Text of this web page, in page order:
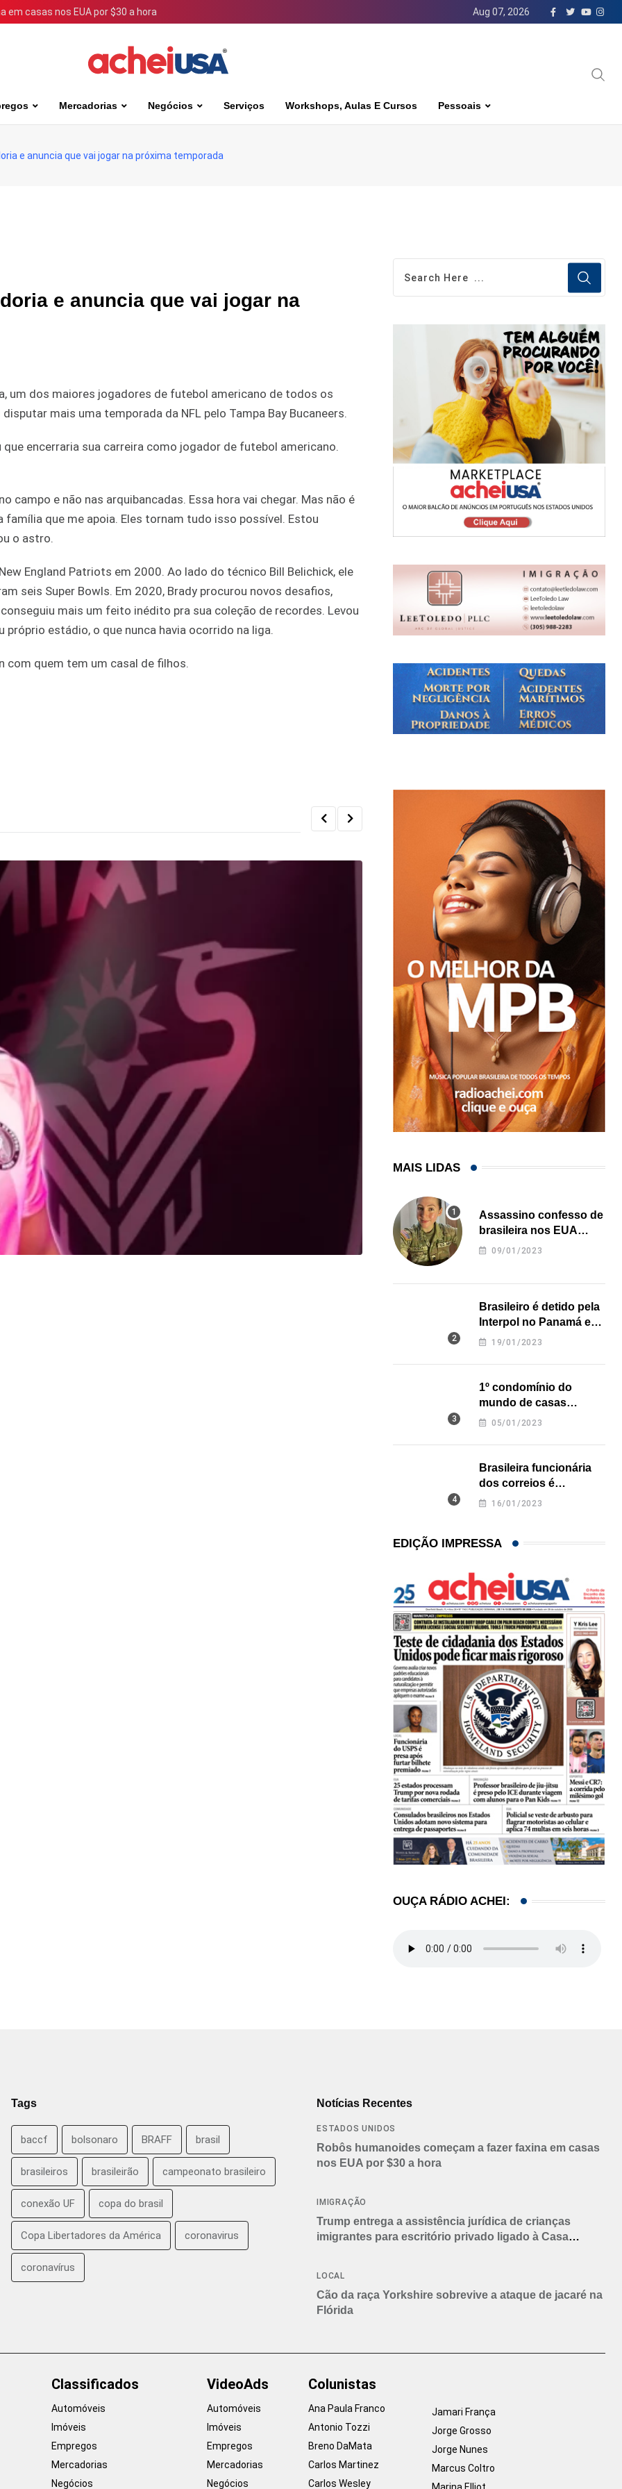
casas nos EUA por $30 a hora Aug 07, 2026
Mercadorias Negócios Serviços Workshops, Aulas E Cursos Pessoais
e anuncia que vai jogar na próxima temporada
e anuncia que vai jogar na
um dos maiores jogadores de futebol americano de todos os
mais uma temporada da NFL pelo Tampa Bay Bucaneers.
encerraria sua carreira como jogador de futebol americano.
campo e não nas arquibancadas. Essa hora vai chegar. Mas não é
que me apoia. Eles tornam tudo isso possível. Estou
o astro.
England Patriots em 2000. Ao lado do técnico Bill Belichick, ele
seis Super Bowls. Em 2020, Brady procurou novos desafios,
mais um feito inédito pra sua coleção de recordes. Levou
estádio, o que nunca havia ocorrido na liga.
com quem tem um casal de filhos.
CARLOS WESLEY,ESPORTES
Palmeiras e Flamengo vencem bem na retomada
MAIS LIDAS
Assassino confesso de
brasileira nos EUA
revela onde deixou o
09/01/2023
Brasileiro é detido pela
Interpol no Panamá e
pode pegar prisão
19/01/2023
1º condomínio do
mundo de casas
impressas em 3D é
05/01/2023
Brasileira funcionária
dos correios é
assassinada a facadas
16/01/2023
EDIÇÃO IMPRESSA
OUÇA RÁDIO ACHEI:
Tags
baccf bolsonaro BRAFF brasil
brasileiros brasileirão campeonato brasileiro
conexão UF copa do brasil
Copa Libertadores da América coronavirus
coronavírus
Notícias Recentes
ESTADOS UNIDOS
Robôs humanoides começam a fazer faxina em casas
nos EUA por $30 a hora
IMIGRAÇÃO
Trump entrega a assistência jurídica de crianças
imigrantes para escritório privado ligado à Casa
LOCAL
Cão da raça Yorkshire sobrevive a ataque de jacaré na
Flórida
Classificados
Automóveis
Imóveis
Empregos
Mercadorias
Negócios
VideoAds
Automóveis
Imóveis
Empregos
Mercadorias
Negócios
Colunistas
Ana Paula Franco
Antonio Tozzi
Breno DaMata
Carlos Martinez
Carlos Wesley
Jamari França
Jorge Grosso
Jorge Nunes
Marcus Coltro